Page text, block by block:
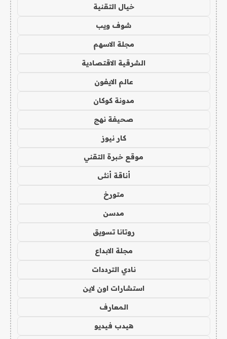
خيال التقنية
شوف ويب
مجلة الاسهم
الشرقية الاقتصادية
عالم الايفون
مدونة كوكان
صحيفة نهج
كار نيوز
موقع خبرة التقني
أناقة أنثى
متورخ
مدسن
روتانا تسويق
مجلة الابداع
نادي الترددات
استشارات اون لاين
المعارف
هيدب فيديو